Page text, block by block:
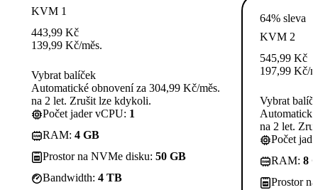
KVM 1
443,99 Kč
139,99 Kč/měs.
Vybrat balíček
Automatické obnovení za 304,99 Kč/měs.
na 2 let. Zrušit lze kdykoli.
Počet jader vCPU: 1
RAM: 4 GB
Prostor na NVMe disku: 50 GB
Bandwidth: 4 TB
64% sleva
KVM 2
545,99 Kč
197,99 Kč/
Vybrat
na 2 let.
Počet
RAM: 8
Prostor